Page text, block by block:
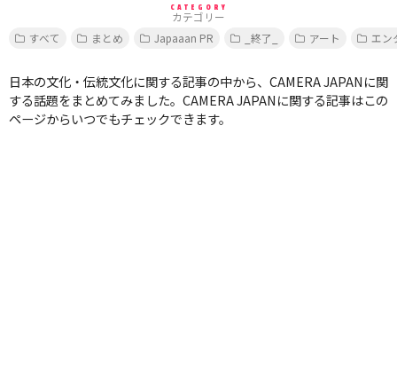
CATEGORY
カテゴリー
すべて
まとめ Japaaan PR _終了_ アート エン
日本の文化・伝統文化に関する記事の中から、CAMERA JAPANに関
する話題をまとめてみました。CAMERA JAPANに関する記事はこの
ページからいつでもチェックできます。